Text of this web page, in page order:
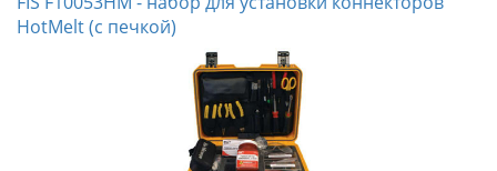
HotMelt (c печкой)